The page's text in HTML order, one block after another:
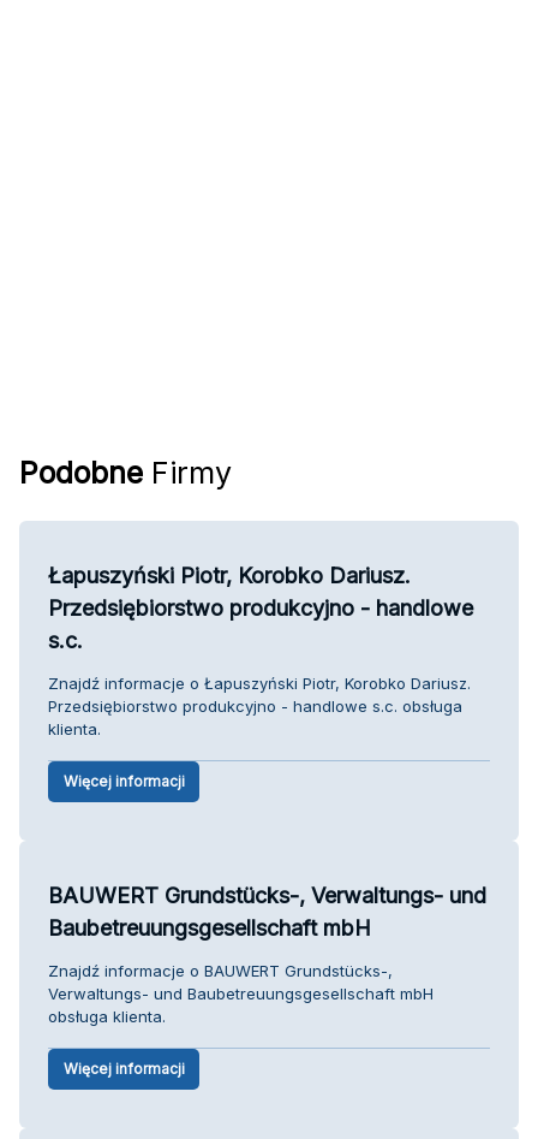
Podobne Firmy
Łapuszyński Piotr, Korobko Dariusz.
Przedsiębiorstwo produkcyjno - handlowe
s.c.
Znajdź informacje o Łapuszyński Piotr, Korobko Dariusz.
Przedsiębiorstwo produkcyjno - handlowe s.c. obsługa
klienta.
Więcej informacji
BAUWERT Grundstücks-, Verwaltungs- und
Baubetreuungsgesellschaft mbH
Znajdź informacje o BAUWERT Grundstücks-,
Verwaltungs- und Baubetreuungsgesellschaft mbH
obsługa klienta.
Więcej informacji